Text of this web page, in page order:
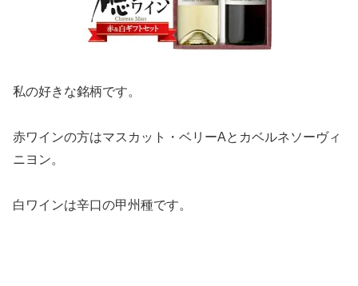
私の好きな銘柄です。
赤ワインの方はマスカット・ベリーAとカベルネソーヴィ
ニヨン。
白ワインは辛口の甲州種です。